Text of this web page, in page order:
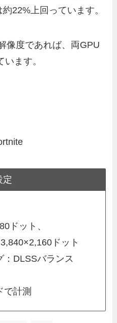
22%上回っています。
像度であれば、両GPU
ます。
定
ドット、
ドット
：DLSSバランス
計測